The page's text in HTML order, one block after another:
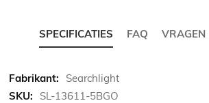
SPECIFICATIES FAQ VRAGEN
Meer
informatie
Searchlight
SL-13611-5BGO